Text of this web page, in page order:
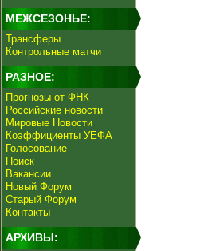
МЕЖСЕЗОНЬЕ:
Трансферы
Контрольные матчи
РАЗНОЕ:
Прогнозы от ФНК
Российские новости
Мировые Новости
Коэффициенты УЕФА
Голосование
Поиск
Вакансии
Новый Форум
Старый Форум
Контакты
АРХИВЫ: